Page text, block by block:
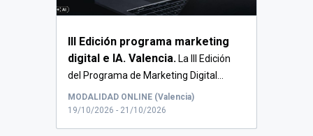
III Edición programa marketing
digital e IA. Valencia. La III Edición
del Programa de Marketing Digital...
MODALIDAD ONLINE (Valencia)
19/10/2026 - 21/10/2026